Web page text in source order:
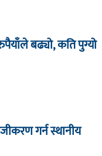
बढ्यो, कति पुग्यो
गर्न स्थानीय